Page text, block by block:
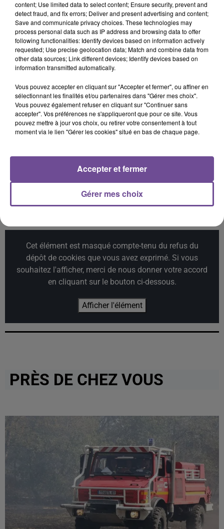
20h08
20h08 20h05
20h05
CATS ON TREES
20h02
20h02
19h56
19h56
Stole The Show
19h53
19h53
ZAZIE
Peu Importe
19h51
19h51
Cet élément est masqué compte-tenu du refus du
dépôt de cookies que vous avez exprimé. Si vous
souhaitez l'afficher, merci de nous donner votre accord
en cliquant sur le bouton ci-dessous.
Afficher l'élément
PRÈS DE CHEZ VOUS
content; Use limited data to select content; Ensure security, prevent and
detect fraud, and fix errors; Deliver and present advertising and content;
Save and communicate privacy choices. These technologies may
process personal data such as IP address and browsing data to offer
following functionalities: Identify devices based on information actively
requested; Use precise geolocation data; Match and combine data from
other data sources; Link different devices; Identify devices based on
information transmitted automatically.
Vous pouvez accepter en cliquant sur "Accepter et fermer", ou affiner en
sélectionnant les finalités et/ou partenaires dans "Gérer mes choix".
Vous pouvez également refuser en cliquant sur "Continuer sans
accepter". Vos préférences ne s'appliqueront que pour ce site. Vous
pouvez mettre à jour vos choix, ou retirer votre consentement à tout
moment via le lien "Gérer les cookies" situé en bas de chaque page.
Gérer mes choix
Accepter et fermer